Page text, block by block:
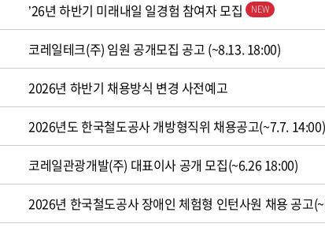
’26년 하반기 미래내일 일경험 참여자 모집
코레일테크(주) 임원 공개모집 공고 (~8.13. 18:00)
2026년 하반기 채용방식 변경 사전예고
2026년도 한국철도공사 개방형직위 채용공고(~7.7. 14:00)
코레일관광개발(주) 대표이사 공개 모집(~6.26 18:00)
2026년 한국철도공사 장애인 체험형 인턴사원 채용 공고